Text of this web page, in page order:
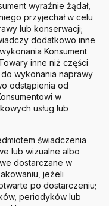
wyraźnie żądał,
przyjechał w celu
lub konserwacji;
dodatkowo inne
Konsument
inne niż części
wykonania naprawy
odstąpienia od
w
usług lub
świadczenia
lub wizualne albo
dostarczane w
jeżeli
po dostarczeniu;
periodyków lub